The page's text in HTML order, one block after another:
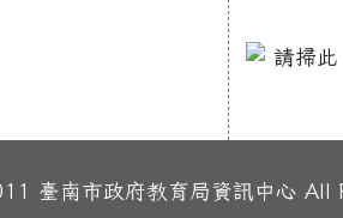
右邊
臺南市政府教育局資訊中心 All